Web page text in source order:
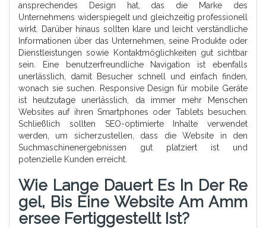
ansprechendes Design hat, das die Marke des
Unternehmens widerspiegelt und gleichzeitig professionell
wirkt. Darüber hinaus sollten klare und leicht verständliche
Informationen über das Unternehmen, seine Produkte oder
Dienstleistungen sowie Kontaktmöglichkeiten gut sichtbar
sein. Eine benutzerfreundliche Navigation ist ebenfalls
unerlässlich, damit Besucher schnell und einfach finden,
wonach sie suchen. Responsive Design für mobile Geräte
ist heutzutage unerlässlich, da immer mehr Menschen
Websites auf ihren Smartphones oder Tablets besuchen.
Schließlich sollten SEO-optimierte Inhalte verwendet
werden, um sicherzustellen, dass die Website in den
Suchmaschinenergebnissen gut platziert ist und
potenzielle Kunden erreicht.
Wie Lange Dauert Es In Der Re
Gel, Bis Eine Website Am Amm
Ersee Fertiggestellt Ist?